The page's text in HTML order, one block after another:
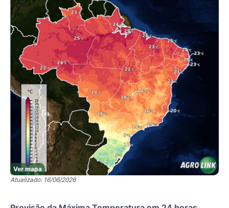
Ver mapa
Atualizado: 16/06/2026